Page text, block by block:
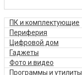
ПК и комплектующие
Периферия
Цифровой дом
Гаджеты
Фото и видео
Программы и утилиты